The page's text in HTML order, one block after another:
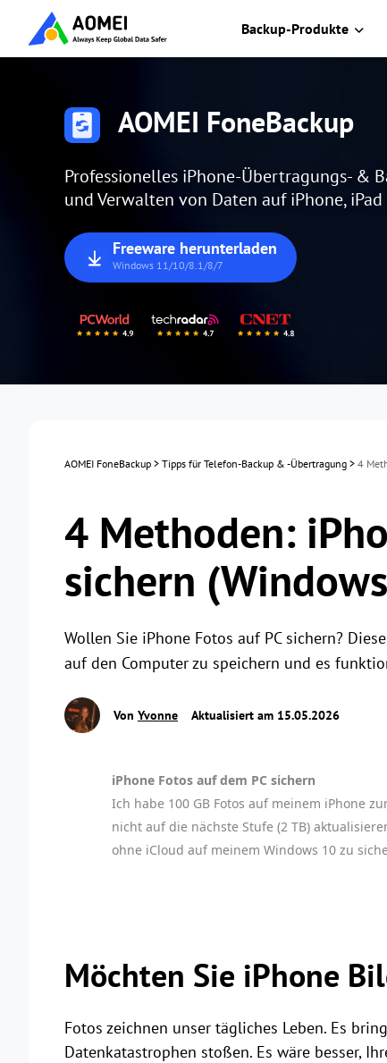
Backup-Produkte
AOMEI FoneBackup
Professionelles iPhone-Übertragungs- &
und Verwalten von Daten auf iPhone,
Freeware herunterladen
Windows 11/10/8.1/8/7
AOMEI FoneBackup > Tipps für Telefon-Backup & -Übertragung > 4
4 Methoden:
sichern
Wollen Sie iPhone Fotos auf PC sichern?
auf den Computer zu speichern und es
Von Yvonne Aktualisiert am 15.05.2026
iPhone Fotos auf dem PC sichern
Ich habe 100 GB Fotos auf meinem iPhone
nicht auf die nächste Stufe (2 TB)
ohne iCloud auf meinem Windows 10 zu
Möchten Sie iPhone
Fotos zeichnen unser tägliches Leben. Es
Datenkatastrophen stoßen. Es wäre besser,